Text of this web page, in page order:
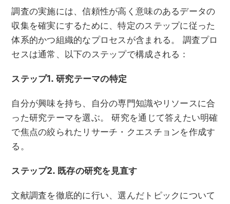
調査の実施には、信頼性が高く意味のあるデータの
収集を確実にするために、特定のステップに従った
体系的かつ組織的なプロセスが含まれる。 調査プロ
セスは通常、以下のステップで構成される：
ステップ1. 研究テーマの特定
自分が興味を持ち、自分の専門知識やリソースに合
った研究テーマを選ぶ。 研究を通じて答えたい明確
で焦点の絞られたリサーチ・クエスチョンを作成す
る。
ステップ2. 既存の研究を見直す
文献調査を徹底的に行い、選んだトピックについて